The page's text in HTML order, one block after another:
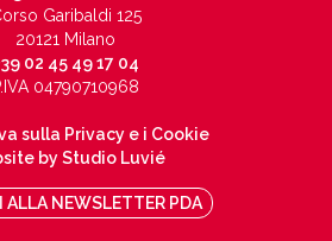
Garibaldi 125
20121 Milano
02 45 49 17 04
04790710968
sulla Privacy e i Cookie
by Studio Luvié
ALLA NEWSLETTER PDA